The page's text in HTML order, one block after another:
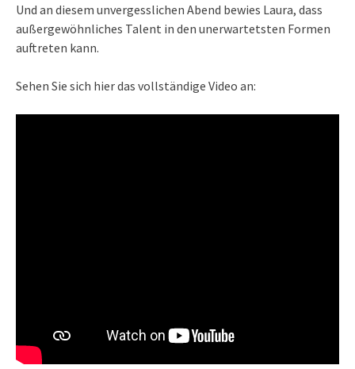
Und an diesem unvergesslichen Abend bewies Laura, dass
außergewöhnliches Talent in den unerwartetsten Formen
auftreten kann.
Sehen Sie sich hier das vollständige Video an: